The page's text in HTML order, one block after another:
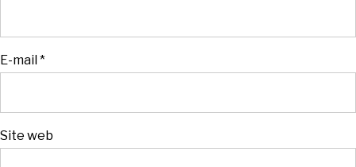
E-mail*
Site web